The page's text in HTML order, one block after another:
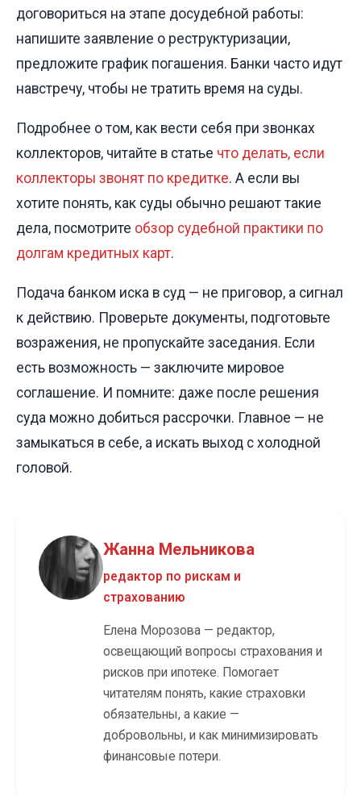
договориться на этапе досудебной работы:
напишите заявление о реструктуризации,
предложите график погашения. Банки часто идут
навстречу, чтобы не тратить время на суды.
Подробнее о том, как вести себя при звонках
коллекторов, читайте в статье что делать, если
коллекторы звонят по кредитке. А если вы
хотите понять, как суды обычно решают такие
дела, посмотрите обзор судебной практики по
долгам кредитных карт.
Подача банком иска в суд — не приговор, а сигнал
к действию. Проверьте документы, подготовьте
возражения, не пропускайте заседания. Если
есть возможность — заключите мировое
соглашение. И помните: даже после решения
суда можно добиться рассрочки. Главное — не
замыкаться в себе, а искать выход с холодной
головой.
Жанна Мельникова
редактор по рискам и
страхованию
Елена Морозова — редактор,
освещающий вопросы страхования и
рисков при ипотеке. Помогает
читателям понять, какие страховки
обязательны, а какие —
добровольны, и как минимизировать
финансовые потери.